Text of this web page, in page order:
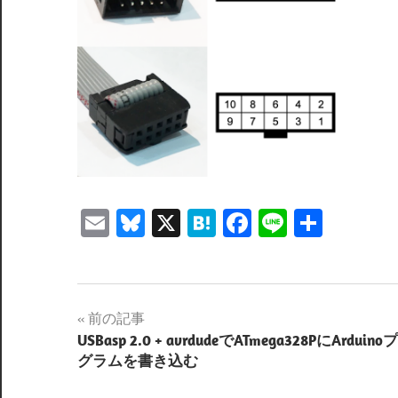
EmailBluesky
X Hatena
Facebook
Line
投
稿
前の記事
USBasp 2.0 + avrdudeでATmega328PにArduino
グラムを書き込む